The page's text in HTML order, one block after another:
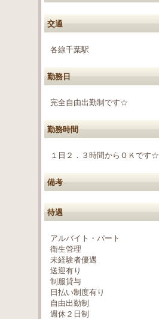
交通
各線千葉駅
勤務日
完全自由出勤制です☆
勤務時間
１日２．３時間からＯＫです☆
備考
待遇
アルバイト・パート
衛生管理
未経験者優遇
送迎有り
制服貸与
日払い制度有り
自由出勤制
週休２日制